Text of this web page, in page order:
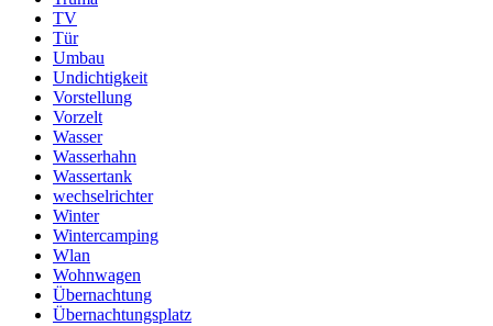
TV
Tür
Umbau
Undichtigkeit
Vorstellung
Vorzelt
Wasser
Wasserhahn
Wassertank
wechselrichter
Winter
Wintercamping
Wlan
Wohnwagen
Übernachtung
Übernachtungsplatz